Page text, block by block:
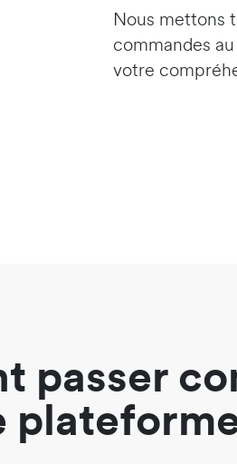
Nous mettons
commandes
votre
passer